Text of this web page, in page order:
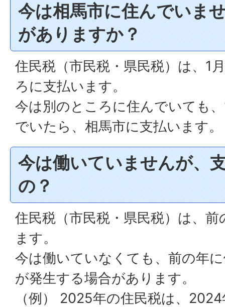
今は相馬市に住んでいま
がありますか？
住民税（市民税・県民税）は、1
ろに支払います。
今は別のところに住んでいても
でいたら、相馬市に支払います。
今は働いていませんが、
の？
住民税（市民税・県民税）は、
ます。
今は働いていなくても、前の年
が発生する場合があります。
（例） 2025年の住民税は、